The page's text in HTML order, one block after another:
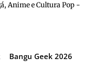
Anime e Cultura Pop -
Bangu Geek 2026